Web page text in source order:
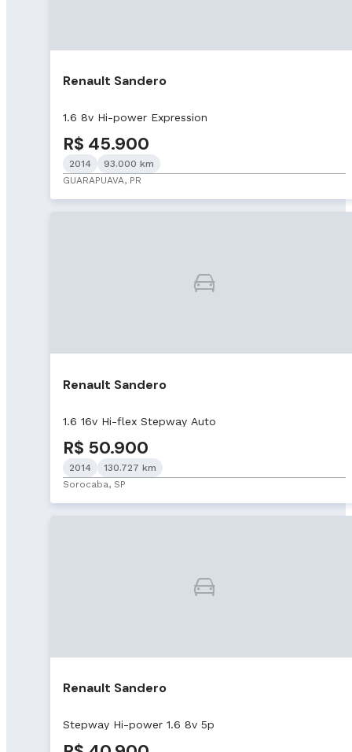
Renault Sandero
1.6 8v Hi-power Expression
R$ 45.900
2014
93.000 km
GUARAPUAVA, PR
Renault Sandero
1.6 16v Hi-flex Stepway Auto
R$ 50.900
2014
130.727 km
Sorocaba, SP
Renault Sandero
Stepway Hi-power 1.6 8v 5p